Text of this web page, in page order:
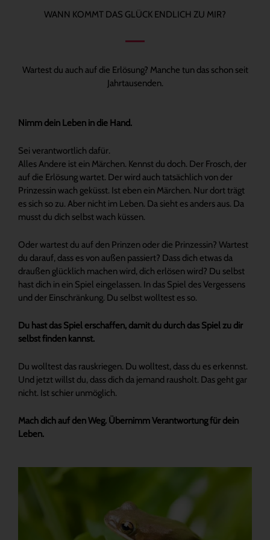
WANN KOMMT DAS GLÜCK ENDLICH ZU MIR?
Wartest du auch auf die Erlösung? Manche tun das schon seit
Jahrtausenden.
Nimm dein Leben in die Hand.
Sei verantwortlich dafür.
Alles Andere ist ein Märchen. Kennst du doch. Der Frosch, der
auf die Erlösung wartet. Der wird auch tatsächlich von der
Prinzessin wach geküsst. Ist eben ein Märchen. Nur dort trägt
es sich so zu. Aber nicht im Leben. Da sieht es anders aus. Da
musst du dich selbst wach küssen.
Oder wartest du auf den Prinzen oder die Prinzessin? Wartest
du darauf, dass es von außen passiert? Dass dich etwas da
draußen glücklich machen wird, dich erlösen wird? Du selbst
hast dich in ein Spiel eingelassen. In das Spiel des Vergessens
und der Einschränkung. Du selbst wolltest es so.
Du hast das Spiel erschaffen, damit du durch das Spiel zu dir
selbst finden kannst.
Du wolltest das rauskriegen. Du wolltest, dass du es erkennst.
Und jetzt willst du, dass dich da jemand rausholt. Das geht gar
nicht. Ist schier unmöglich.
Mach dich auf den Weg. Übernimm Verantwortung für dein
Leben.